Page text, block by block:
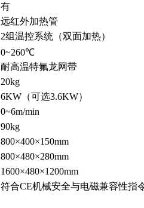
有
远红外加热管
2组温控系统（双面加热）
0~260℃
耐高温特氟龙网带
20kg
6KW（可选3.6KW）
0~6m/min
90kg
800×400×150mm
800×480×280mm
1600×480×1200mm
符合CE机械安全与电磁兼容性指